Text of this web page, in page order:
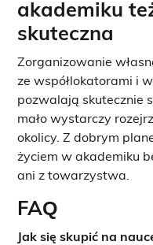
akademiku
skuteczna
Zorganizowanie
ze współlokatorami i
pozwalają skutecznie
mało wystarczy
okolicy. Z dobrym
życiem w akademiku
ani z towarzystwa.
FAQ
Jak się skupić na